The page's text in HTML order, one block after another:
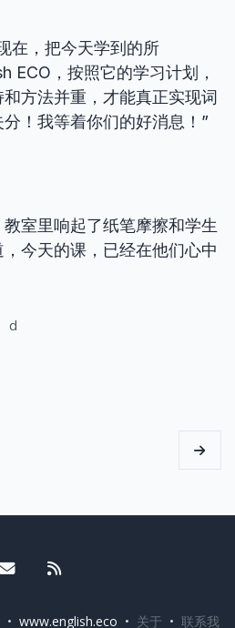
在，把今天学到的所
ECO，按照它的学习计划，
方法并重，才能真正实现词
！我等着你们的好消息！”
教室里响起了纸笔摩擦和学生
今天的课，已经在他们心中
d
Email me
• www.english.eco • 关于 • 联系我